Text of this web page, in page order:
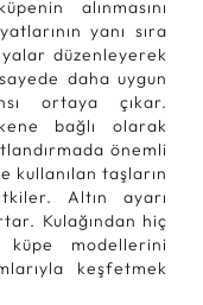
alınmasını
yanı sıra
düzenleyerek
daha uygun
ortaya çıkar.
bağlı olarak
önemli
kullanılan taşların
Altın ayarı
Kulağından hiç
küpe modellerini
keşfetmek